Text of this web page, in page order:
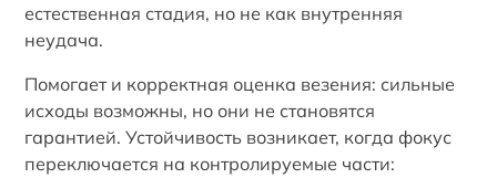
естественная стадия, но не как внутренняя
неудача.
Помогает и корректная оценка везения: сильные
исходы возможны, но они не становятся
гарантией. Устойчивость возникает, когда фокус
переключается на контролируемые части: